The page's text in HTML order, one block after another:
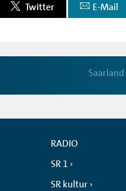
Twitter E-Mail
Saarland
RADIO
SR 1
SR kultur